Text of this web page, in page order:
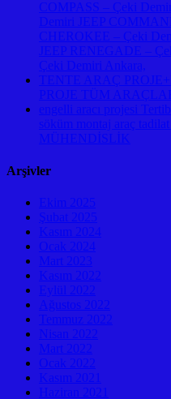
COMPASS – Çeki
Demiri JEEP
CHEROKEE – Çeki
JEEP RENEGADE –
Çeki Demiri Ankara,
TENTE ARAÇ
PROJE TÜM
engelli aracı projesi
söküm montaj araç
MÜHENDİSLİK
Arşivler
Ekim 2025
Şubat 2025
Kasım 2024
Ocak 2024
Mart 2023
Kasım 2022
Eylül 2022
Ağustos 2022
Temmuz 2022
Nisan 2022
Mart 2022
Ocak 2022
Kasım 2021
Haziran 2021